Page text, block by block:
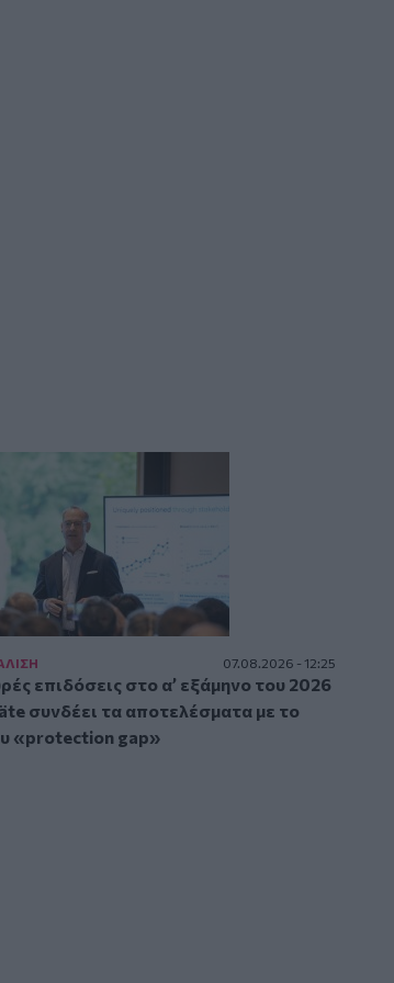
07.08.2026 - 12:25
επιδόσεις στο α’ εξάμηνο του 2026
συνδέει τα αποτελέσματα με το
«protection gap»